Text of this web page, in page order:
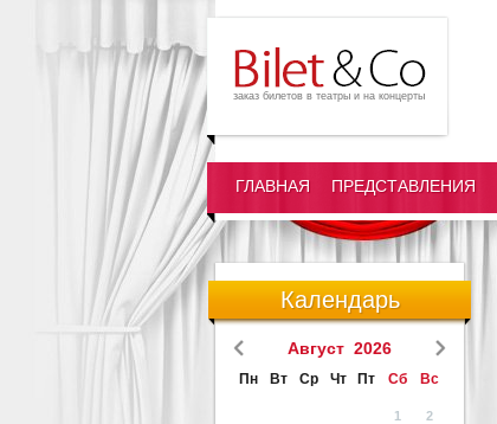
заказ билетов в театры и на концерты
ГЛАВНАЯ ПРЕДСТАВЛЕНИЯ
Календарь
Август 2026
Пн Вт Ср Чт Пт Сб Вс
1 2